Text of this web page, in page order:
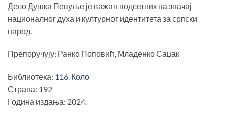
Дело Душка Певуље је важан подсетник на значај
националног духа и културног идентитета за српски
народ.
Препоручују: Ранко Поповић, Младенко Саџак
Библиотека: 116. Коло
Страна: 192
Година издања: 2024.